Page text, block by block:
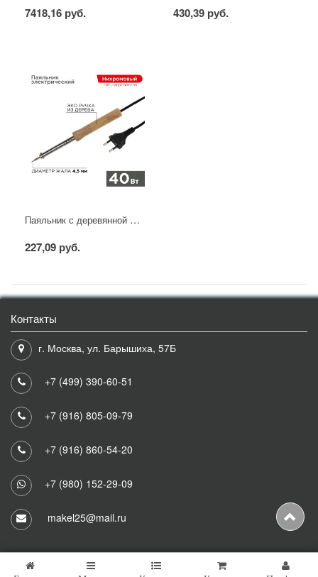
7418,16 руб. 430,39 руб.
Паяльник с деревянной ручкой, серия WOOD, 40Вт, 230В, блистер PROconnect
227,09 руб.
Контакты
г. Москва, ул. Барышиха, 57Б
+7 (499) 390-60-51
+7 (916) 805-09-79
+7 (916) 860-54-20
+7 (980) 152-29-09
makel25@mail.ru